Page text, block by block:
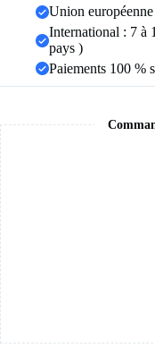
compression
séchage
Union
International : 7 à
pays )
Paiements 100 %